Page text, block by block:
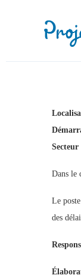
Secteur
Dans le
Le
des